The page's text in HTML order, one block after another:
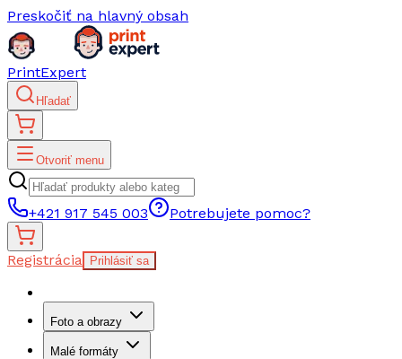
Preskočiť na hlavný obsah
PrintExpert
Hľadať
Otvoriť menu
+421 917 545 003 Potrebujete pomoc?
Registrácia Prihlásiť sa
Foto a obrazy
Malé formáty